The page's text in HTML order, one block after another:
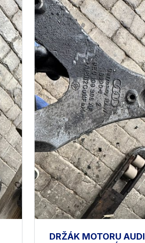
DRŽÁK MOTORU AUDI